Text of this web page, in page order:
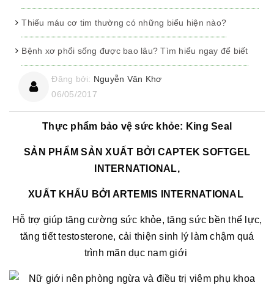
Thiếu máu cơ tim thường có những biểu hiện nào?
Bệnh xơ phổi sống được bao lâu? Tìm hiểu ngay để biết
Đăng bởi: Nguyễn Văn Khơ
06/05/2017
Thực phẩm bảo vệ sức khỏe: King Seal
SẢN PHẨM SẢN XUẤT BỞI CAPTEK SOFTGEL
INTERNATIONAL,
XUẤT KHẨU BỞI ARTEMIS INTERNATIONAL
Hỗ trợ giúp tăng cường sức khỏe, tăng sức bền thể lực,
tăng tiết testosterone, cải thiện sinh lý làm chậm quá
trình mãn dục nam giới